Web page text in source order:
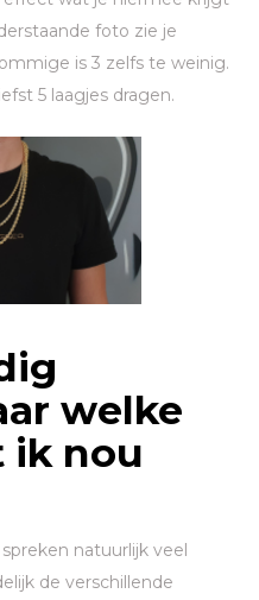
foto zie je
is 3 zelfs te weinig.
5 laagjes dragen.
welke
ik nou
natuurlijk veel
de verschillende